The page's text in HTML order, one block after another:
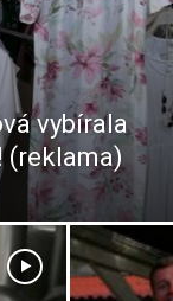
vybírala
(reklama)